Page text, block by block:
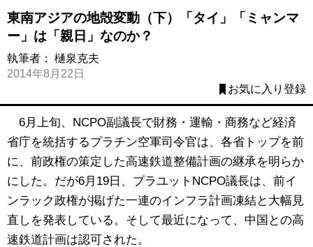
東南アジアの地殻変動（下）「タイ」「ミャンマ
ー」は「親日」なのか？
執筆者： 樋泉克夫
2014年8月22日
お気に入り登録
6月上旬、NCPO副議長で財務・運輸・商務など経済
省庁を統括するプラチン空軍司令官は、各省トップを前
に、前政権の策定した高速鉄道整備計画の継承を明らか
にした。だが6月19日、プラユットNCPO議長は、前イ
ンラック政権が掲げた一連のインフラ計画凍結と大幅見
直しを発表している。そして最近になって、中国との高
速鉄道計画は認可された。